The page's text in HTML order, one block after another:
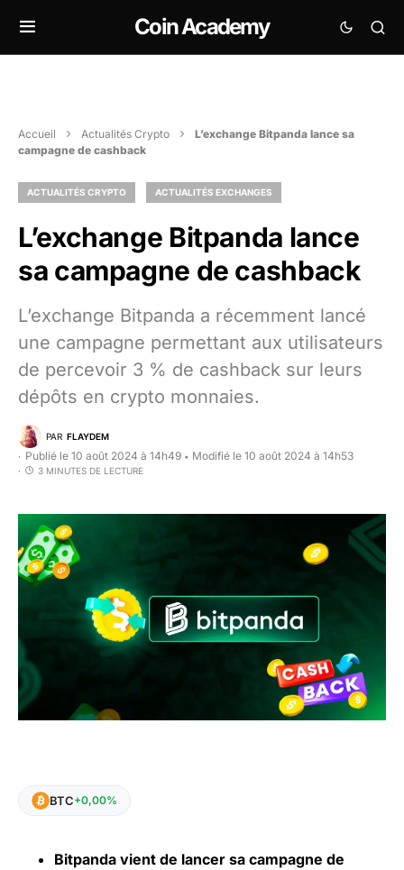
Coin Academy
Accueil Actualités Crypto
L’exchange Bitpanda lance sa
campagne de cashback
ACTUALITÉS CRYPTO ACTUALITÉS EXCHANGES
L’exchange Bitpanda lance
sa campagne de cashback
L’exchange Bitpanda a récemment lancé
une campagne permettant aux utilisateurs
de percevoir 3 % de cashback sur leurs
dépôts en crypto monnaies.
PAR FLAYDEM
Publié le 10 août 2024 à 14h49 • Modifié le 10 août 2024 à 14h53
3 MINUTES DE LECTURE
BTC+0,00%
Bitpanda vient de lancer sa campagne de